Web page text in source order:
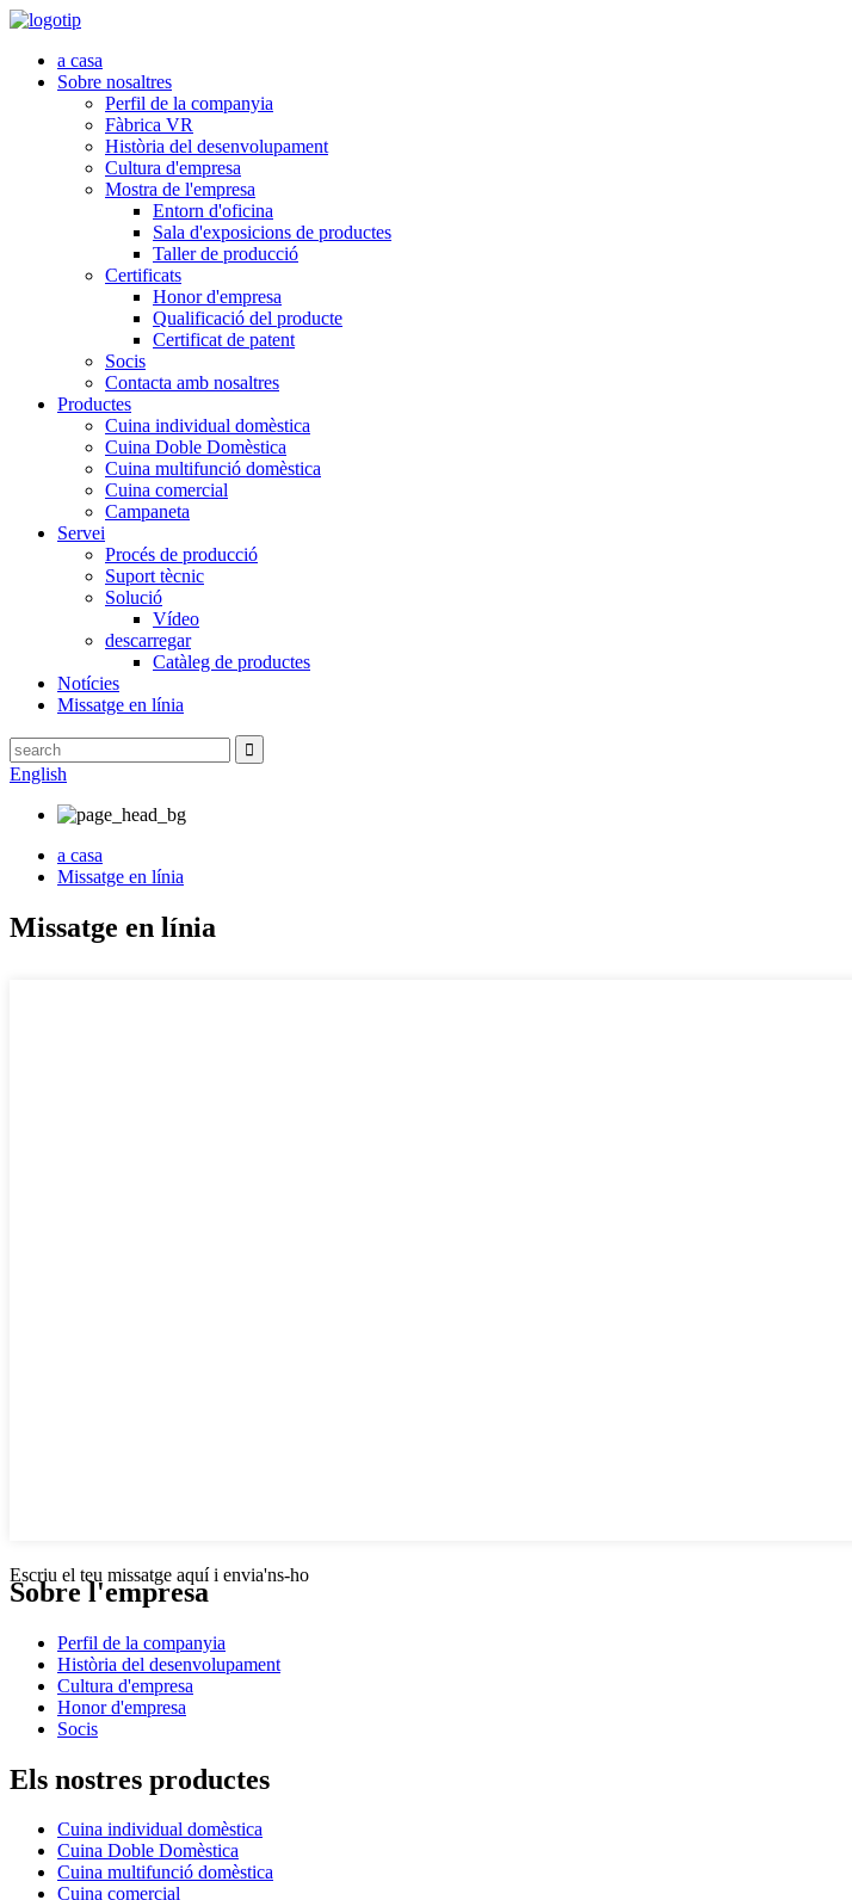
a casa
Sobre nosaltres
Perfil de la companyia
Fàbrica VR
Història del desenvolupament
Cultura d'empresa
Mostra de l'empresa
Entorn d'oficina
Sala d'exposicions de productes
Taller de producció
Certificats
Honor d'empresa
Qualificació del producte
Certificat de patent
Socis
Contacta amb nosaltres
Productes
Cuina individual domèstica
Cuina Doble Domèstica
Cuina multifunció domèstica
Cuina comercial
Campaneta
Servei
Procés de producció
Suport tècnic
Solució
Vídeo
descarregar
Catàleg de productes
Notícies
Missatge en línia
English
a casa
Missatge en línia
Missatge en línia
Escriu el teu missatge aquí i envia'ns-ho
Sobre l'empresa
Perfil de la companyia
Història del desenvolupament
Cultura d'empresa
Honor d'empresa
Socis
Els nostres productes
Cuina individual domèstica
Cuina Doble Domèstica
Cuina multifunció domèstica
Cuina comercial